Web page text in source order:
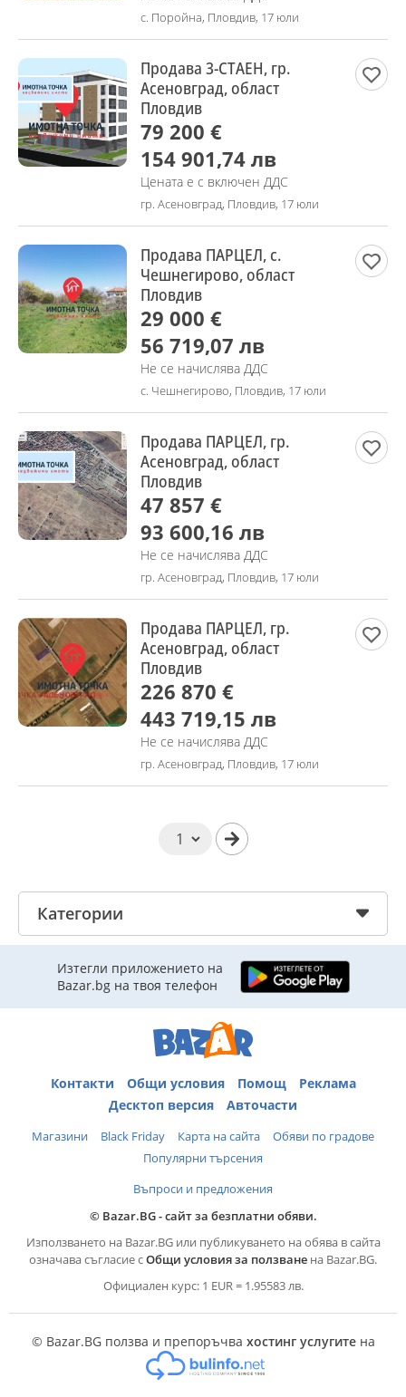
с. Поройна, Пловдив, 17 юли
Продава 3-СТАЕН, гр.
Асеновград, област
Пловдив
79 200 €
154 901,74 лв
Цената е с включен ДДС
гр. Асеновград, Пловдив, 17 юли
Продава ПАРЦЕЛ, с.
Чешнегирово, област
Пловдив
29 000 €
56 719,07 лв
Не се начислява ДДС
с. Чешнегирово, Пловдив, 17 юли
Продава ПАРЦЕЛ, гр.
Асеновград, област
Пловдив
47 857 €
93 600,16 лв
Не се начислява ДДС
гр. Асеновград, Пловдив, 17 юли
Продава ПАРЦЕЛ, гр.
Асеновград, област
Пловдив
226 870 €
443 719,15 лв
Не се начислява ДДС
гр. Асеновград, Пловдив, 17 юли
Категории
Изтегли приложението на
Bazar.bg на твоя телефон
Контакти Общи условия Помощ
Реклама
Десктоп версия
Авточасти
Магазини Black Friday Карта на сайта
Обяви по градове
Популярни търсения
Въпроси и предложения
© Bazar.BG - сайт за безплатни обяви.
Използването на Bazar.BG или публикуването на обява в сайта
означава съгласие сОбщи условия за ползване на Bazar.BG.
Официален курс: 1 EUR = 1.95583 лв.
© Bazar.BG ползва и препоръчва хостинг услугитена